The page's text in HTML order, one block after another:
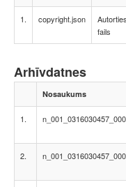
1. copyright.json
fails
Arhīvdatnes
Nosaukums
1.
2.